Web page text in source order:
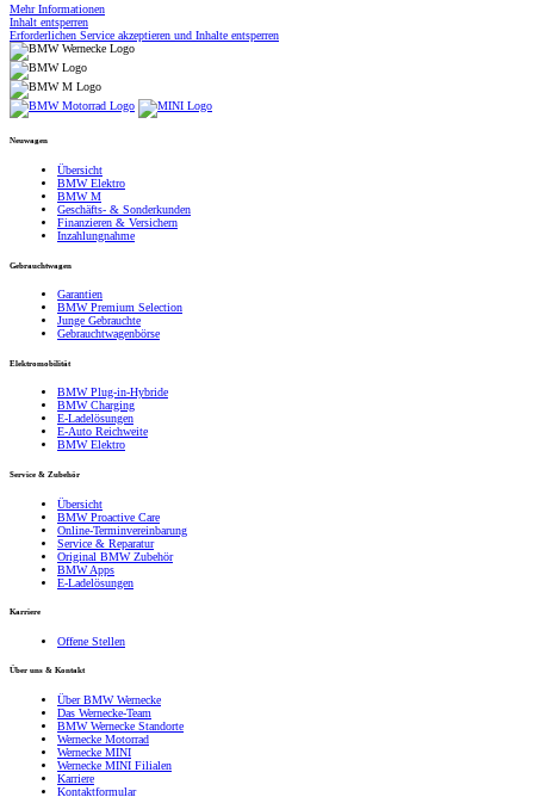
Mehr Informationen
Inhalt entsperren
Erforderlichen Service akzeptieren und Inhalte entsperren
Neuwagen
Übersicht
BMW Elektro
BMW M
Geschäfts- & Sonderkunden
Finanzieren & Versichern
Inzahlungnahme
Gebrauchtwagen
Garantien
BMW Premium Selection
Junge Gebrauchte
Gebrauchtwagenbörse
Elektromobilität
BMW Plug-in-Hybride
BMW Charging
E-Ladelösungen
E-Auto Reichweite
BMW Elektro
Service & Zubehör
Übersicht
BMW Proactive Care
Online-Terminvereinbarung
Service & Reparatur
Original BMW Zubehör
BMW Apps
E-Ladelösungen
Karriere
Offene Stellen
Über uns & Kontakt
Über BMW Wernecke
Das Wernecke-Team
BMW Wernecke Standorte
Wernecke Motorrad
Wernecke MINI
Wernecke MINI Filialen
Karriere
Kontaktformular